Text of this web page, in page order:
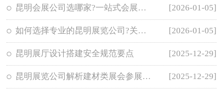
昆明会展公司选哪家?一站式会展服务合作 [2026-01-05]
如何选择专业的昆明展览公司?关键考察要 [2026-01-05]
昆明展厅设计搭建安全规范要点 [2025-12-29]
昆明展览公司解析建材类展会参展前期筹 [2025-12-29]